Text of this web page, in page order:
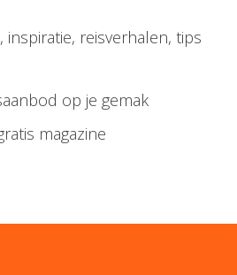
inspiratie, reisverhalen, tips
op je gemak
magazine